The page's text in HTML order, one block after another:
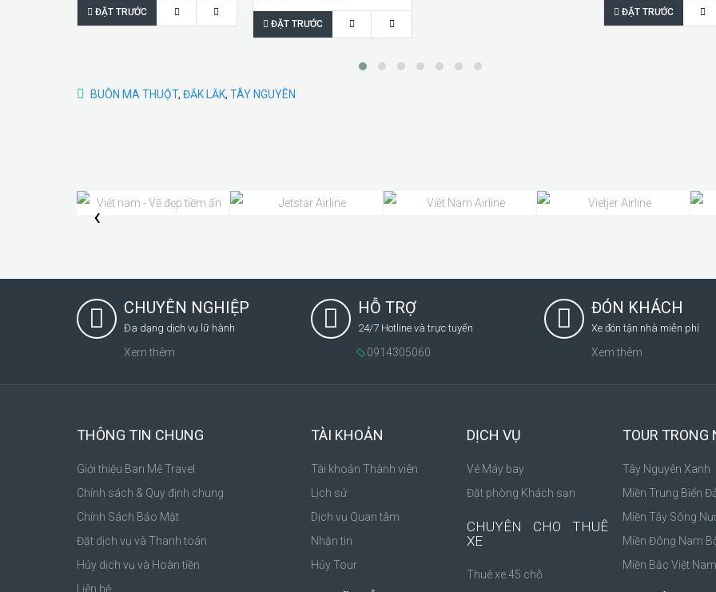
ĐẶT TRƯỚC
ĐẶT TRƯỚC
ĐẶT TRƯỚC
BUÔN MA THUỘT, ĐĂK LĂK, TÂY NGUYÊN
‹
CHUYÊN NGHIỆP
Đa dạng dịch vụ lữ hành
Xem thêm
HỖ TRỢ
24/7 Hotline và trực tuyến
0914305060
ĐÓN KHÁCH
Xe đón tận nhà miễn phí
Xem thêm
THÔNG TIN CHUNG
Giới thiệu Ban Mê Travel
Chính sách & Quy định chung
Chính Sách Bảo Mật
Đặt dịch vụ và Thanh toán
Hủy dịch vụ và Hoàn tiền
Liên hệ
TÀI KHOẢN
Tài khoản Thành viên
Lịch sử
Dịch vụ Quan tâm
Nhận tin
Hủy Tour
DỊCH VỤ
Vé Máy bay
Đặt phòng Khách sạn
CHUYÊN CHO THUÊ
XE
Thuê xe 45 chỗ
TOUR TRONG
Tây Nguyên Xanh
Miền Trung Biển
Miền Tây Sông
Miền Đông Nam
Miền Bắc Việt Nam